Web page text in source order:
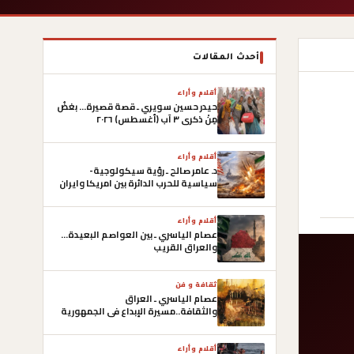
أحدث المقالات
أقلام وأراء
حيدر حسين سويري ـ قصة قصيرة… بغضُ
مِنْ ذكرى ٣ آب (أغسطس) ٢٠٢٦
أقلام وأراء
د. عامر صالح ـ رؤية سيكولوجية-
سياسية للحرب الدائرة بين امريكا وايران
أقلام وأراء
عصام الياسري ـ بين العواصم البعيدة…
والعراق القريب
ثقافة و فن
عصام الياسري ـ العراق
والثقافة..مسيرة الإبداع في الجمهورية
أقلام وأراء